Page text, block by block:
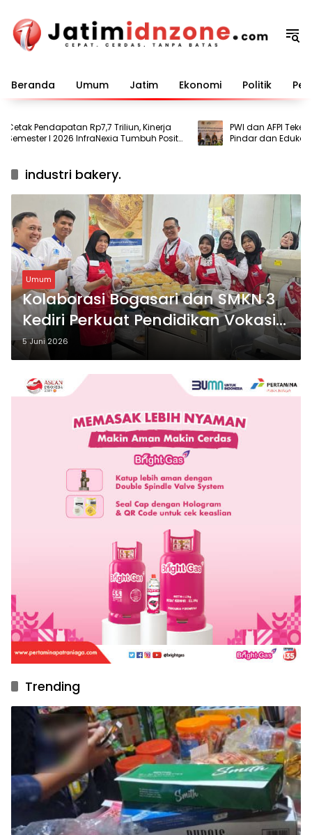
konten
Beranda Umum Jatim Ekonomi Politik
Pendapatan Rp7,7 Triliun, Kinerja
I 2026 InfraNexia Tumbuh Positif
PWI dan AFPI Teken
Pindar dan Edukasi
Ilegal
industri bakery.
Umum
Kolaborasi Bogasari dan SMKN 3
Kediri Perkuat Pendidikan Vokasi
Kuliner
5 Juni 2026
Trending